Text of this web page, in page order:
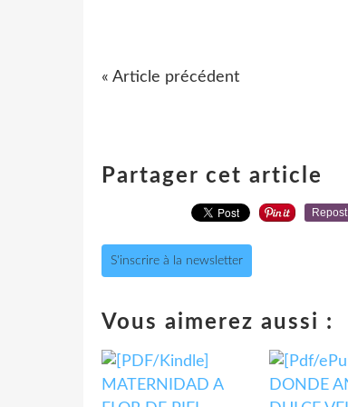
« Article précédent
Partager cet article
Repost
S'inscrire à la newsletter
Vous aimerez aussi :